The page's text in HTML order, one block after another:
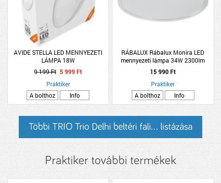
AVIDE STELLA LED MENNYEZETI
LÁMPA 18W
9 199 Ft 5 999 Ft
Praktiker
A bolthoz
Info
RÁBALUX Rábalux Monira LED
mennyezeti lámpa 34W 2300lm
3000-6500K D39cm fehér, fekete,
csillogó
15 990 Ft
Praktiker
A bolthoz
Info
Többi TRIO Trio Delhi beltéri fali... listázása
Praktiker további termékek